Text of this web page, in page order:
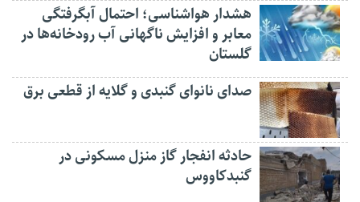
هشدار هواشناسی؛ احتمال آبگرفتگی
معابر و افزایش ناگهانی آب رودخانه‌ها در
گلستان
صدای نانوای گنبدی و گلایه از قطعی برق
حادثه انفجار گاز منزل مسکونی در
گنبدکاووس